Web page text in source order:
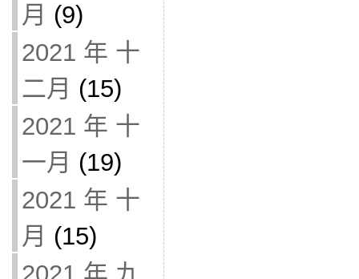
月 (9)
2021 年 十
二月 (15)
2021 年 十
一月 (19)
2021 年 十
月 (15)